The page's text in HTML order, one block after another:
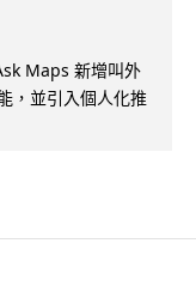
Maps 新增叫外
，並引入個人化推